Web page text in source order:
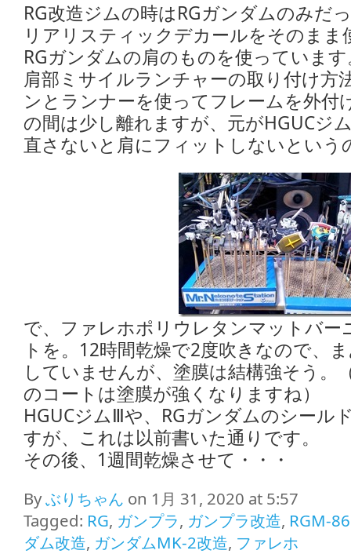
RG改造ジムの時はRGガンダムのみだ
リアリスティックデカールをそのまま
RGガンダムの肩のものを使っていま
肩部ミサイルランチャーの取り付け方
ンとランナーを使ってフレームを外付
の間は少し離れますが、元がHGUCジ
直さないと肩にフィットしないという
で、ファレホポリウレタンマットバー
トを。12時間乾燥で2度吹きなので、
していませんが、塗膜は結構強そう。
のコートは塗膜が強くなりますね）
HGUCジムⅢや、RGガンダムのシール
すが、これは以前書いた通りです。
その後、1週間乾燥させて・・・
Byぶりちゃん on 1月 31, 2020 at 5:57
Tagged: RG, ガンプラ, ガンプラ改造, RGM-
ダム改造, ガンダムMK-2改造, ファレホ